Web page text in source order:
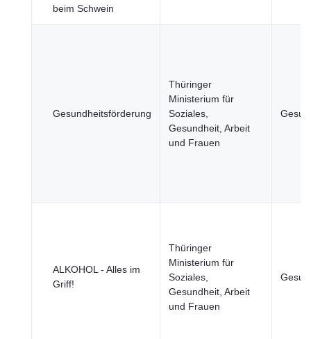
beim Schwein
Gesundheitsförderung
Thüringer
Ministerium für
Soziales,
Gesundheit, Arbeit
und Frauen
ALKOHOL - Alles im
Griff!
Thüringer
Ministerium für
Soziales,
Gesundheit, Arbeit
und Frauen